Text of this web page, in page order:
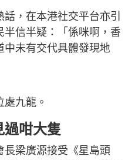
，在本港社交平台亦引
信半疑：「係咪啊，香
中未有交代具體發現地
九龍。
過咁大隻
長梁廣源接受《星島頭